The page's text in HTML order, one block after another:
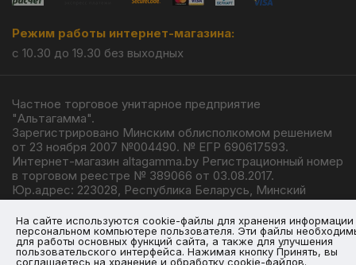
Режим работы интернет-магазина:
с 10.30 до 19.30 без выходных
Частное торговое унитарное предприятие
"Альтагамма".
Зарегистрировано Минским облисполкомом решением
от 23 ноября 2007 №004490. № ЕГР 690617593.
Интернет-магазин altagamma.by Регистрационный номер
в торговом реестре № 389066 от 03.08.2017.
Юр.адрес: 223028, Республика Беларусь, Минский
район, г.п. Ждановичи, ул. Линейная, 4/1.
© 2026
На сайте используются cookie-файлы для хранения информации
персональном компьютере пользователя. Эти файлы
для работы основных функций сайта, а также для улучшения
пользовательского интерфейса. Нажимая кнопку Принять, вы
соглашаетесь на хранение и обработку cookie-файлов.